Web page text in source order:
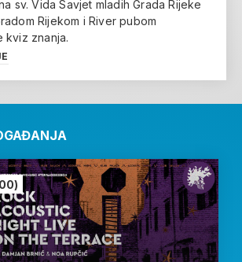
sv. Vida Savjet mladih Grada Rijeke
Rijekom i River pubom
kviz znanja.